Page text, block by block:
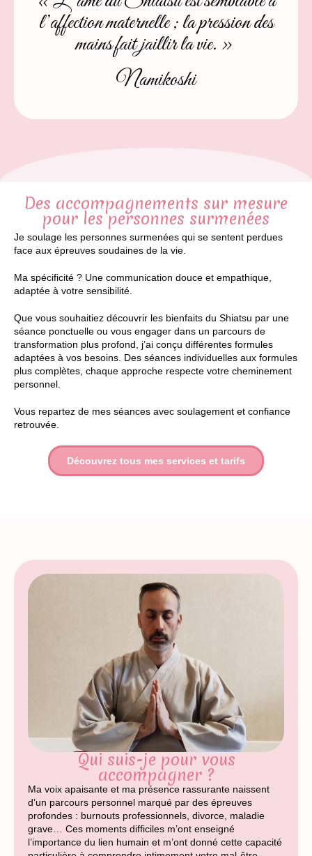
l’affection maternelle ; la pression des
mains fait jaillir la vie. »
Namikoshi
Des accompagnements sur mesure
pour les personnes surmenées
Je soulage les personnes surmenées qui se sentent perdues
face aux épreuves soudaines de la vie.
Ma spécificité ? Une communication douce et empathique,
adaptée à votre sensibilité.
Que vous souhaitiez découvrir les bienfaits du Shiatsu par une
séance ponctuelle ou vous engager dans un parcours de
transformation plus profond, j’ai conçu différentes formules
adaptées à vos besoins. Des séances individuelles aux formules
plus complètes, chaque approche respecte votre cheminement
personnel.
Vous repartez de mes séances avec soulagement et confiance
retrouvée.
Découvrez tous mes services et tarifs
Qui suis-je pour vous
accompagner ?
Ma voix apaisante et ma présence rassurante naissent
d’un parcours personnel marqué par des épreuves
profondes : burnouts professionnels, divorce, maladie
grave… Ces moments difficiles m’ont enseigné
l’importance du lien humain et m’ont donné cette capacité